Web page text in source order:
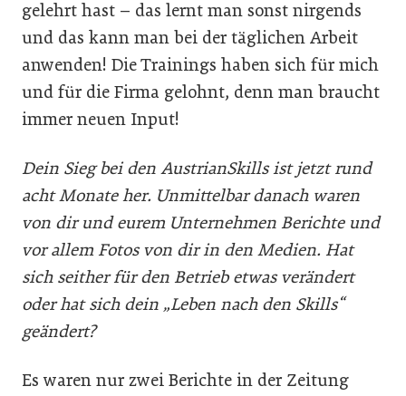
gelehrt hast – das lernt man sonst nirgends
und das kann man bei der täglichen Arbeit
anwenden! Die Trainings haben sich für mich
und für die Firma gelohnt, denn man braucht
immer neuen Input!
Dein Sieg bei den AustrianSkills ist jetzt rund
acht Monate her. Unmittelbar danach waren
von dir und eurem Unternehmen Berichte und
vor allem Fotos von dir in den Medien. Hat
sich seither für den Betrieb etwas verändert
oder hat sich dein „Leben nach den Skills“
geändert?
Es waren nur zwei Berichte in der Zeitung